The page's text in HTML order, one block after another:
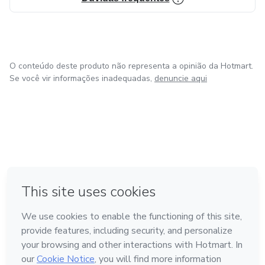
O conteúdo deste produto não representa a opinião da Hotmart.
Se você vir informações inadequadas, denuncie aqui
Feito com ❤ na Cidade do México
Conheça a Hotmart